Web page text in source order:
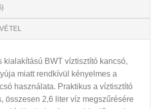
kialakítású BWT víztisztító kancsó,
miatt rendkívül kényelmes a
használata. Praktikus a víztisztító
összesen 2,6 liter víz megszűrésére